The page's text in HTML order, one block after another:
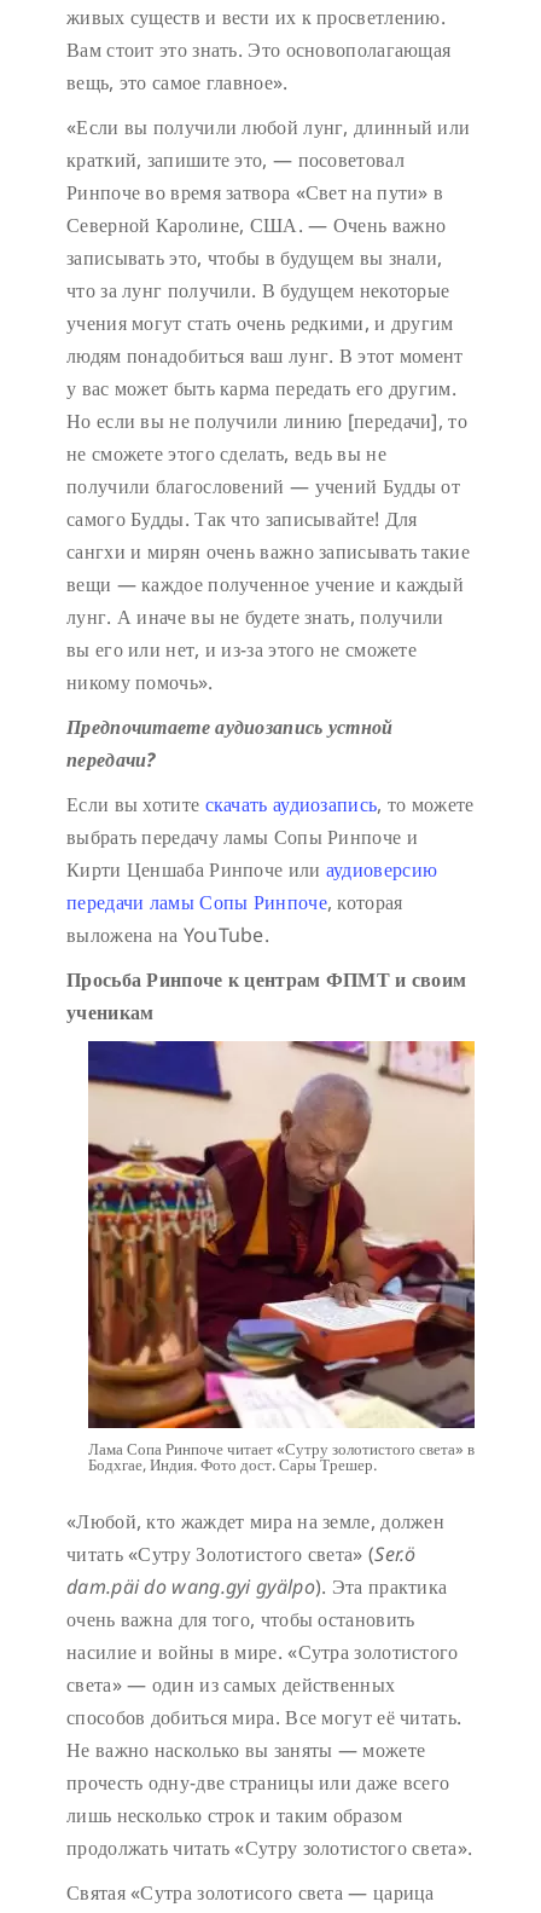
живых существ и вести их к просветлению.
Вам стоит это знать. Это основополагающая
вещь, это самое главное».
«Если вы получили любой лунг, длинный или
краткий, запишите это, — посоветовал
Ринпоче во время затвора «Свет на пути» в
Северной Каролине, США. — Очень важно
записывать это, чтобы в будущем вы знали,
что за лунг получили. В будущем некоторые
учения могут стать очень редкими, и другим
людям понадобиться ваш лунг. В этот момент
у вас может быть карма передать его другим.
Но если вы не получили линию [передачи], то
не сможете этого сделать, ведь вы не
получили благословений — учений Будды от
самого Будды. Так что записывайте! Для
сангхи и мирян очень важно записывать такие
вещи — каждое полученное учение и каждый
лунг. А иначе вы не будете знать, получили
вы его или нет, и из-за этого не сможете
никому помочь».
Предпочитаете аудиозапись устной
передачи?
Если вы хотите скачать аудиозапись, то можете
выбрать передачу ламы Сопы Ринпоче и
Кирти Ценшаба Ринпоче или аудиоверсию
передачи ламы Сопы Ринпоче, которая
выложена на YouTube.
Просьба Ринпоче к центрам ФПМТ и своим
ученикам
Лама Сопа Ринпоче читает «Сутру золотистого света» в
Бодхгае, Индия. Фото дост. Сары Трешер.
«Любой, кто жаждет мира на земле, должен
читать «Сутру Золотистого света» (Ser.ö
dam.päi do wang.gyi gyälpo). Эта практика
очень важна для того, чтобы остановить
насилие и войны в мире. «Сутра золотистого
света» — один из самых действенных
способов добиться мира. Все могут её читать.
Не важно насколько вы заняты — можете
прочесть одну-две страницы или даже всего
лишь несколько строк и таким образом
продолжать читать «Сутру золотистого света».
Святая «Сутра золотисого света — царица